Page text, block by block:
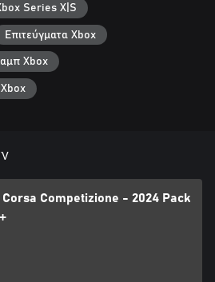
ownership of specific DLCs
Series X|S
Επιτεύγματα Xbox
Xbox
Competizione - 2024 Pack